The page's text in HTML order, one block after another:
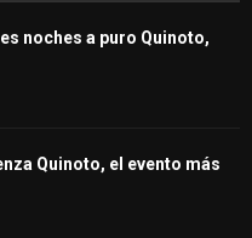
noches a puro Quinoto,
Quinoto, el evento más